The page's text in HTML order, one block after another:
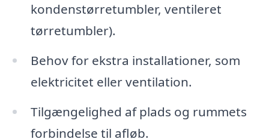
kondenstørretumbler, ventileret
tørretumbler).
Behov for ekstra installationer, som
elektricitet eller ventilation.
Tilgængelighed af plads og rummets
forbindelse til afløb.